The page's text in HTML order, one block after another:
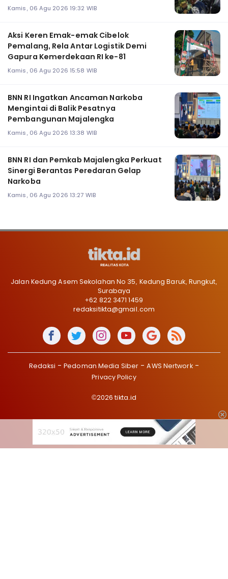
Kamis, 06 Agu 2026 19:32 WIB
Aksi Keren Emak-emak Cibelok
Pemalang, Rela Antar Logistik Demi
Gapura Kemerdekaan RI ke-81
Kamis, 06 Agu 2026 15:58 WIB
BNN RI Ingatkan Ancaman Narkoba
Mengintai di Balik Pesatnya
Pembangunan Majalengka
Kamis, 06 Agu 2026 13:38 WIB
BNN RI dan Pemkab Majalengka Perkuat
Sinergi Berantas Peredaran Gelap
Narkoba
Kamis, 06 Agu 2026 13:27 WIB
Jalan Kedung Asem Sekolahan No 35, Kedung Baruk, Rungkut,
Surabaya
+62 822 3471 1459
redaksitikta@gmail.com
Redaksi Pedoman Media Siber
AWS Nertwork
Privacy Policy
©2026 tikta.id